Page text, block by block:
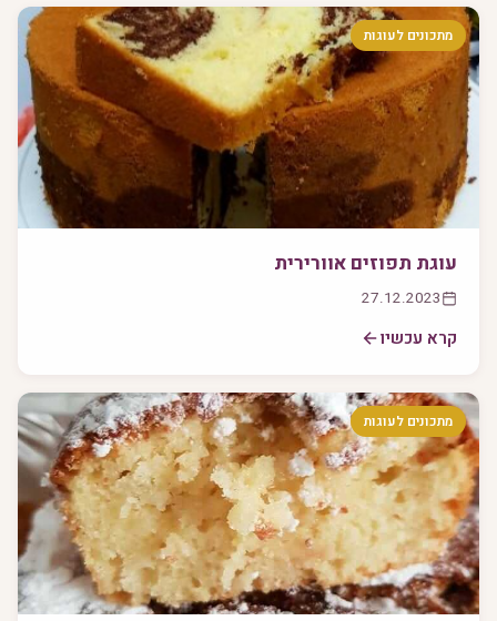
מתכונים לעוגות
עוגת תפוזים אוורירית
27.12.2023
קרא עכשיו
מתכונים לעוגות